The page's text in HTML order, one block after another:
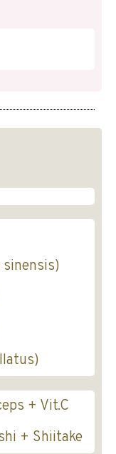
sinensis)
+ Vit.C
+ Shiitake